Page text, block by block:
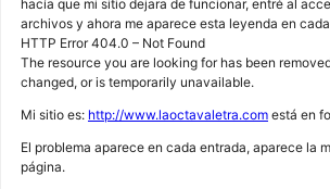
hacía que mi sitio dejara de funcionar, entré al
archivos y ahora me aparece esta leyenda en
HTTP Error 404.0 – Not Found
The resource you are looking for has been
changed, or is temporarily unavailable.
Mi sitio es: http://www.laoctavaletra.com está en
El problema aparece en cada entrada, aparece la
página.